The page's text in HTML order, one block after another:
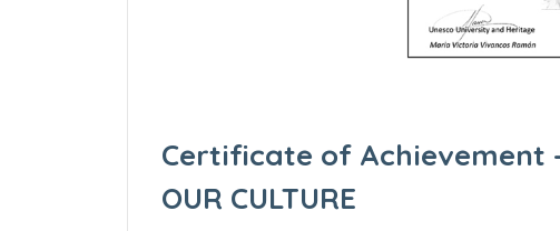
Certificate of Achievement –
OUR CULTURE